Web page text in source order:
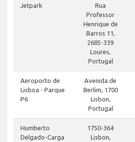
Jetpark
Rua
Professor
Henrique de
Barros 11,
2685-339
Loures,
Portugal
Aeroporto de
Lisboa - Parque
P6
Avenida de
Berlim, 1700
Lisbon,
Portugal
Humberto
Delgado-Carga
1750-364
Lisbon,